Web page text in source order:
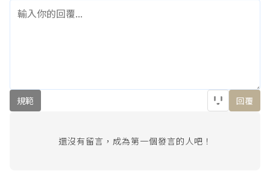
規範 回覆
還沒有留言，成為第一個發言的人吧！